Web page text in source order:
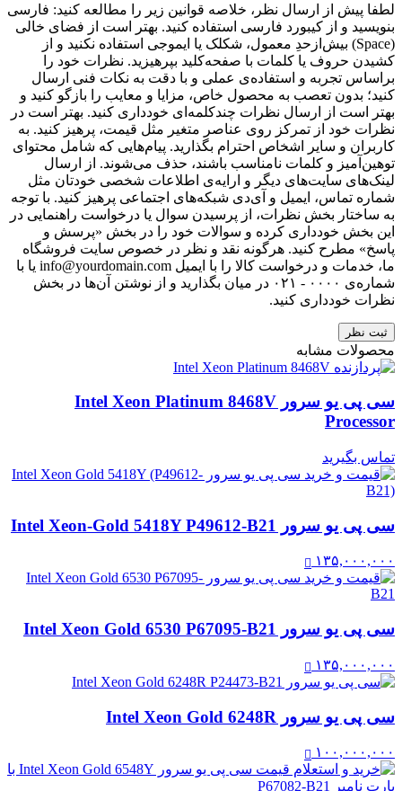
لطفا پیش از ارسال نظر، خلاصه قوانین زیر را مطالعه کنید: فارسی
بنویسید و از کیبورد فارسی استفاده کنید. بهتر است از فضای خالی
(Space) بیش‌از‌حدِ معمول، شکلک یا ایموجی استفاده نکنید و از
کشیدن حروف یا کلمات با صفحه‌کلید بپرهیزید. نظرات خود را
براساس تجربه و استفاده‌ی عملی و با دقت به نکات فنی ارسال
کنید؛ بدون تعصب به محصول خاص، مزایا و معایب را بازگو کنید و
بهتر است از ارسال نظرات چندکلمه‌‌ای خودداری کنید. بهتر است در
نظرات خود از تمرکز روی عناصر متغیر مثل قیمت، پرهیز کنید. به
کاربران و سایر اشخاص احترام بگذارید. پیام‌هایی که شامل محتوای
توهین‌آمیز و کلمات نامناسب باشند، حذف می‌شوند. از ارسال
لینک‌های سایت‌های دیگر و ارایه‌ی اطلاعات شخصی خودتان مثل
شماره تماس، ایمیل و آی‌دی شبکه‌های اجتماعی پرهیز کنید. با توجه
به ساختار بخش نظرات، از پرسیدن سوال یا درخواست راهنمایی در
این بخش خودداری کرده و سوالات خود را در بخش «پرسش و
پاسخ» مطرح کنید. هرگونه نقد و نظر در خصوص سایت فروشگاه
ما، خدمات و درخواست کالا را با ایمیل info@yourdomain.com یا با
شماره‌ی ۰۰۰۰ - ۰۲۱ در میان بگذارید و از نوشتن آن‌ها در بخش
نظرات خودداری کنید.
ثبت نظر
محصولات مشابه
سی پی یو سرور Intel Xeon Platinum 8468V
Processor
تماس بگیرید
سی پی یو سرور Intel Xeon-Gold 5418Y P49612-B21
۱۳۵,۰۰۰,۰۰۰
سی پی یو سرور Intel Xeon Gold 6530 P67095-B21
۱۳۵,۰۰۰,۰۰۰
سی پی یو سرور Intel Xeon Gold 6248R
۱۰۰,۰۰۰,۰۰۰